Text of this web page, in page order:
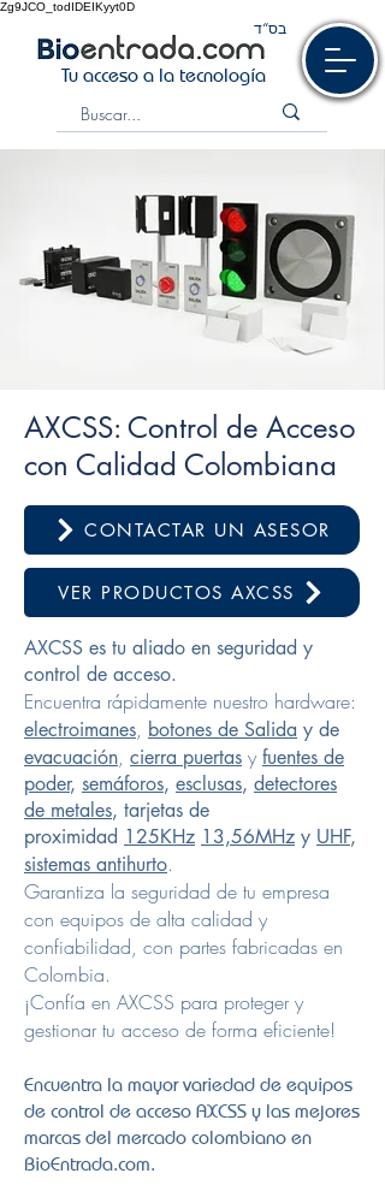
Zg9JCO_todIDEIKyyt0D
Tu acceso a la tecnología
בס“ד
AXCSS: Control de Acceso
con Calidad Colombiana
CONTACTAR UN ASESOR
VER PRODUCTOS AXCSS
AXCSS es tu aliado en seguridad y
control de acceso.
Encuentra rápidamente nuestro hardware:
electroimanes, botones de Salida y de
evacuación, cierra puertas yfuentes de
poder, semáforos, esclusas, detectores
de metales, tarjetas de
proximidad 125KHz 13,56MHz y UHF,
sistemas antihurto.
Garantiza la seguridad de tu empresa
con equipos de alta calidad y
confiabilidad, con partes fabricadas en
Colombia.
¡Confía en AXCSS para proteger y
gestionar tu acceso de forma eficiente!
Encuentra la mayor variedad de equipos
de control de acceso AXCSS y las mejores
marcas del mercado colombiano en
BioEntrada.com.​